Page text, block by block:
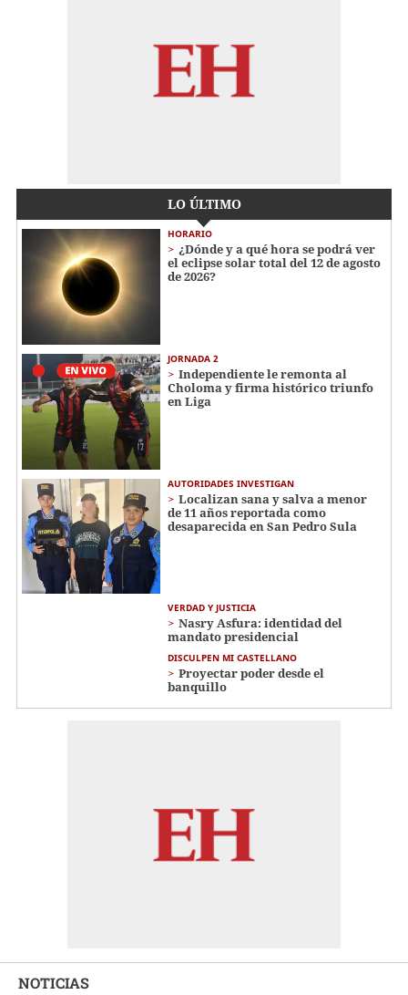
LO ÚLTIMO
HORARIO
¿Dónde y a qué hora se podrá ver
el eclipse solar total del 12 de agosto
de 2026?
JORNADA 2
Independiente le remonta al
Choloma y firma histórico triunfo
en Liga
AUTORIDADES INVESTIGAN
Localizan sana y salva a menor
de 11 años reportada como
desaparecida en San Pedro Sula
VERDAD Y JUSTICIA
Nasry Asfura: identidad del
mandato presidencial
DISCULPEN MI CASTELLANO
Proyectar poder desde el
banquillo
NOTICIAS